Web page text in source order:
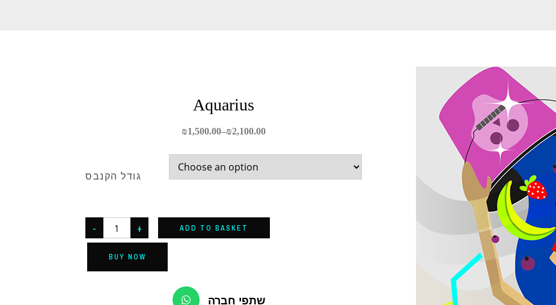
Aquarius
₪1,500.00–₪2,100.00
גודל הקנבס
- + ADD TO BASKET
BUY NOW
שתפי חברה